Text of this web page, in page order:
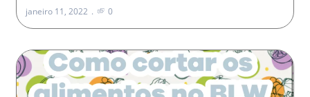
janeiro 11, 2022 0